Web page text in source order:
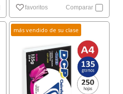
favoritos Comparar
más vendido de su clase